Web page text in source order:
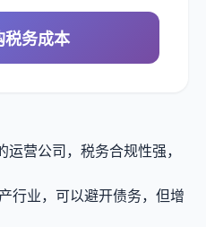
税务成本
运营公司，税务合规性强，
行业，可以避开债务，但增